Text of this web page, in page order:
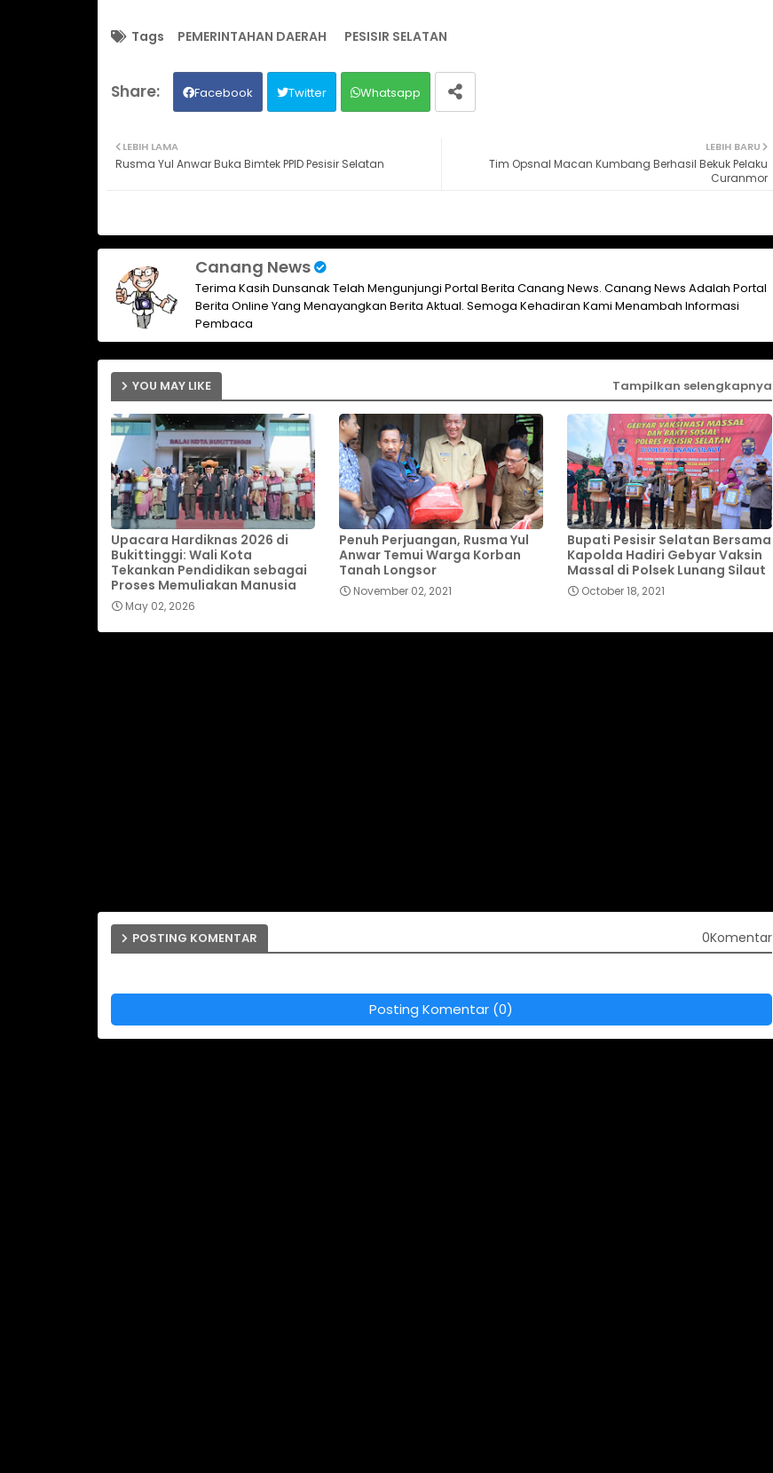
Tags PEMERINTAHAN DAERAH PESISIR SELATAN
Facebook Twitter Whatsapp
LEBIH BARU
Tim Opsnal Macan Kumbang Berhasil Bekuk Pelaku
Curanmor
LEBIH LAMA
Rusma Yul Anwar Buka Bimtek PPID Pesisir Selatan
Canang News
Terima Kasih Dunsanak Telah Mengunjungi Portal Berita Canang News. Canang News Adalah Portal
Berita Online Yang Menayangkan Berita Aktual. Semoga Kehadiran Kami Menambah Informasi
Pembaca
YOU MAY LIKE Tampilkan selengkapnya
Upacara Hardiknas 2026 di
Bukittinggi: Wali Kota
Tekankan Pendidikan sebagai
Proses Memuliakan Manusia
May 02, 2026
Penuh Perjuangan, Rusma Yul
Anwar Temui Warga Korban
Tanah Longsor
November 02, 2021
Bupati Pesisir Selatan Bersama
Kapolda Hadiri Gebyar Vaksin
Massal di Polsek Lunang Silaut
October 18, 2021
POSTING KOMENTAR 0Komentar
Posting Komentar (0)